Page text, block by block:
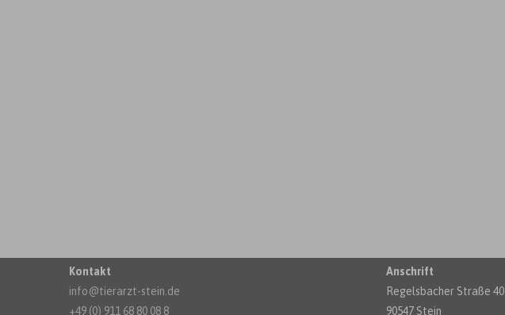
Kontakt
info@tierarzt-stein.de
+49 (0) 911 68 80 08 8
Anschrift
Regelsbacher Straße 40
90547 Stein